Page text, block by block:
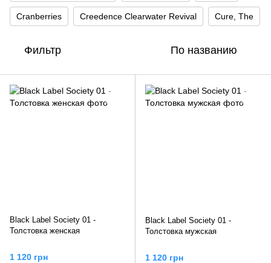
Cranberries Creedence Clearwater Revival Cure, The
Фильтр По названию
Black Label Society 01 -
Толстовка женская
1 120 грн
Black Label Society 01 -
Толстовка мужская
1 120 грн